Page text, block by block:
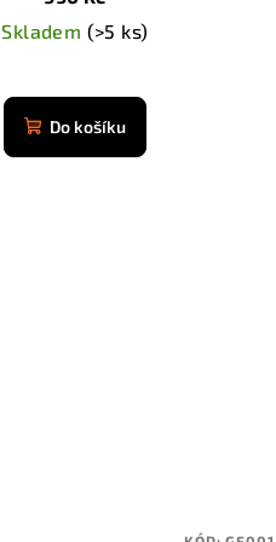
Skladem (>5 ks)
Do košíku